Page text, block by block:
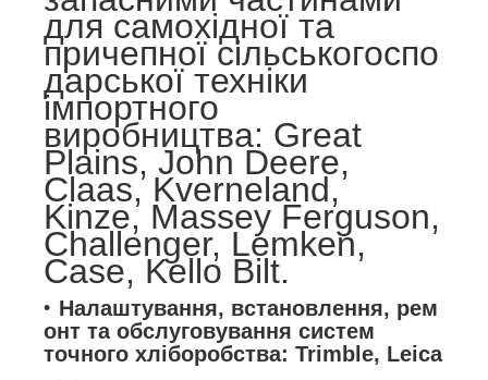
для самохідної та
причепної сільськогоспо
дарської техніки
імпортного
виробництва: Great
Plains, John Deere,
Claas, Kverneland,
Kinze, Massey Ferguson,
Challenger, Lemken,
Case, Kello Bilt.
Налаштування, встановлення, рем
онт та обслуговування систем
точного хліборобства: Trimble, Leica